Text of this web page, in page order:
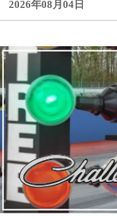
2026年08月04日